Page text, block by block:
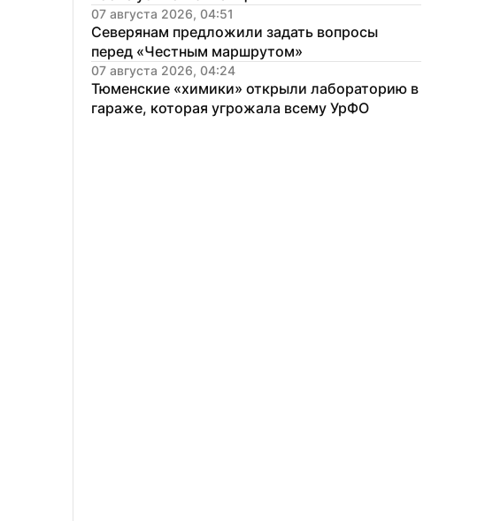
07 августа 2026, 04:51
Северянам предложили задать вопросы
перед «Честным маршрутом»
07 августа 2026, 04:24
Тюменские «химики» открыли лабораторию в
гараже, которая угрожала всему УрФО